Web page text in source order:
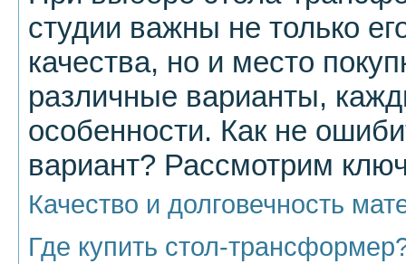
студии важны не только
качества, но и место
различные варианты,
особенности. Как не
вариант? Рассмотрим
Качество и долговечность
Где купить стол-